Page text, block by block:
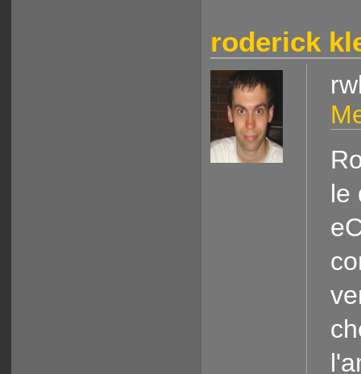
roderick
le